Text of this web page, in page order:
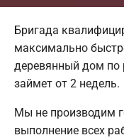
Бригада
максимально
деревянный дом по
займет от 2 недель.
Мы не производим
выполнение всех